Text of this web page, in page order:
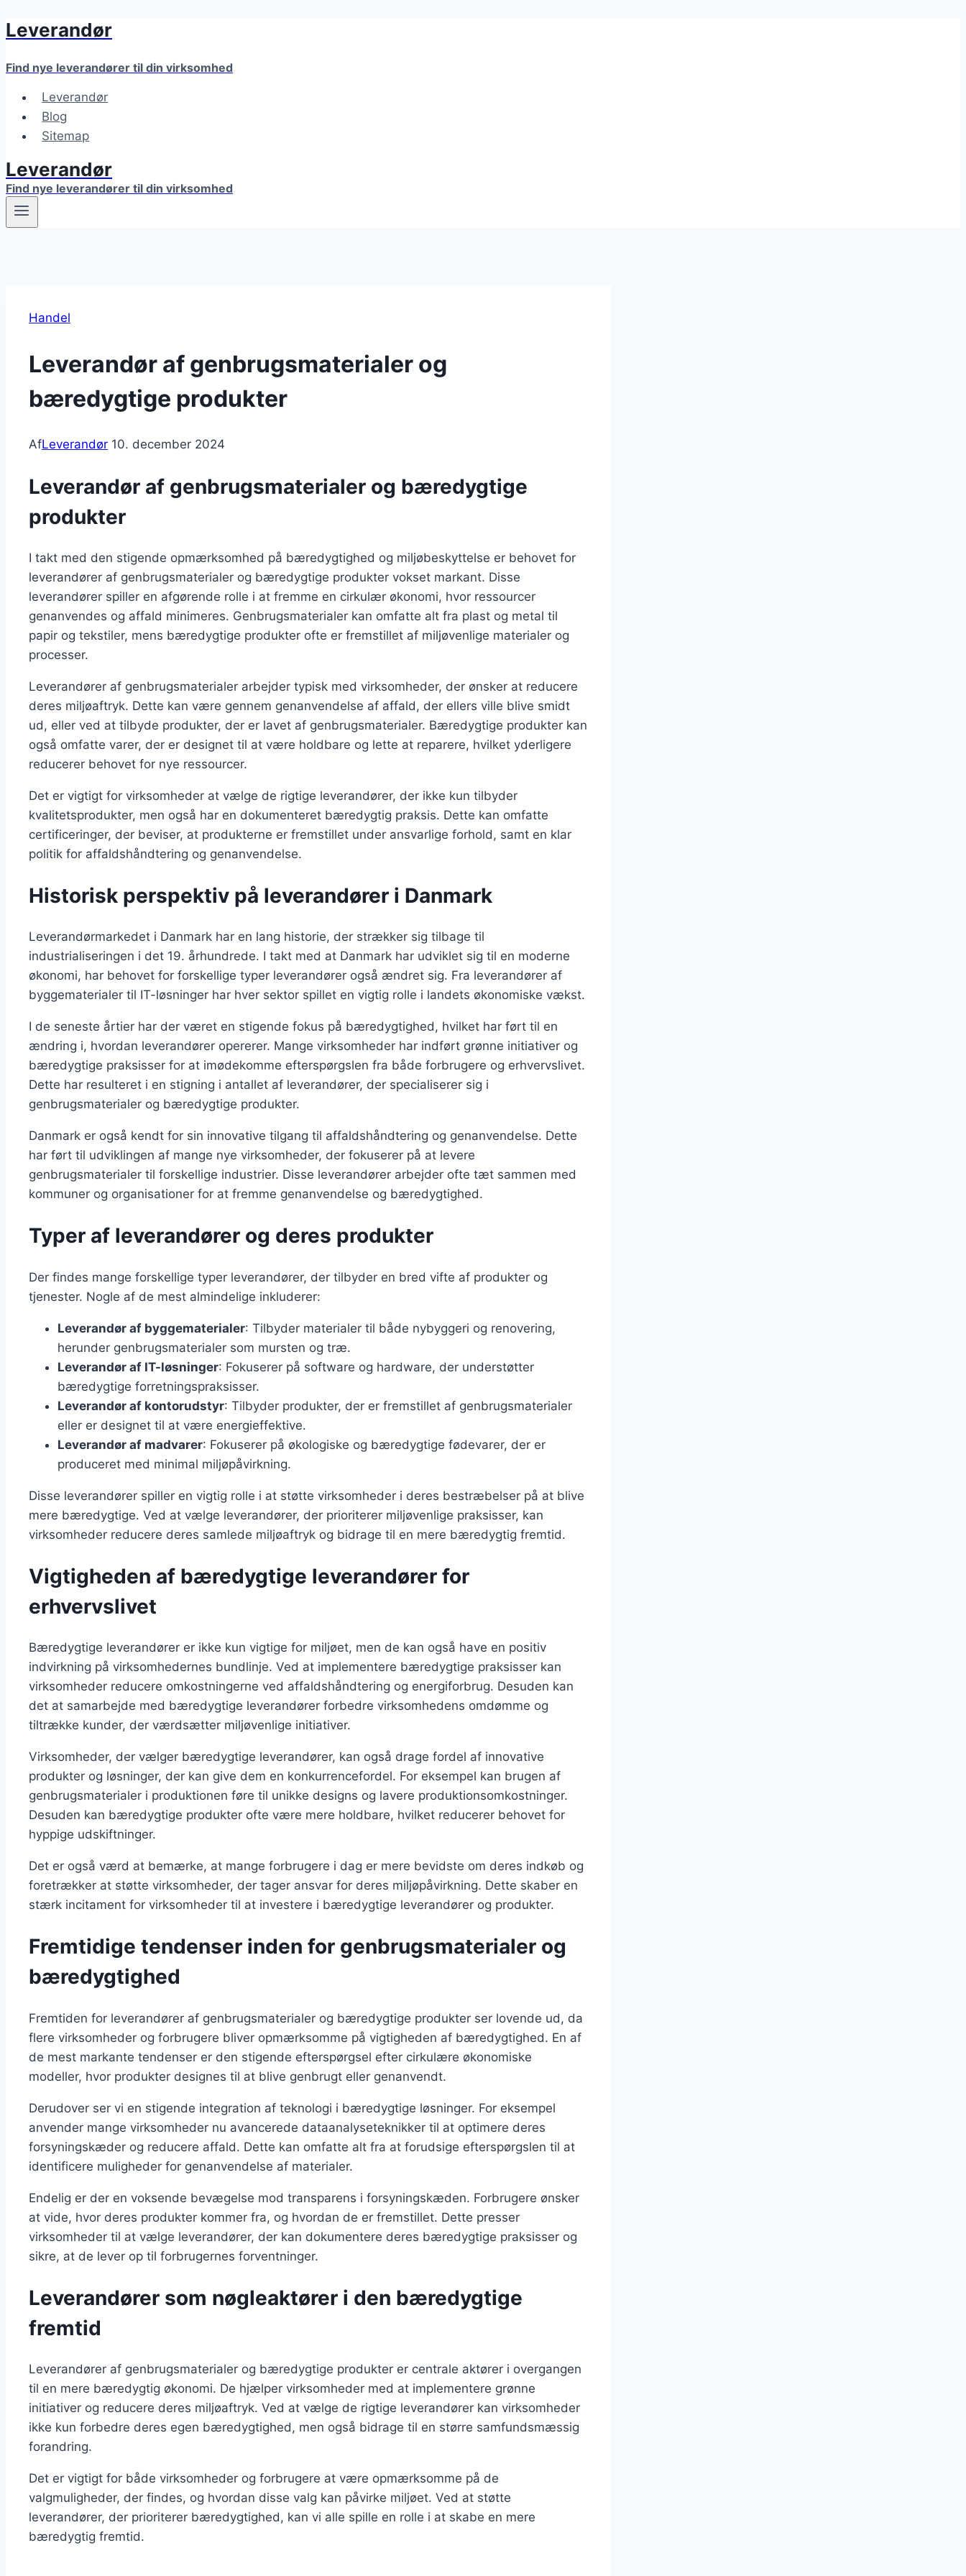
Fortsæt
indhold
Leverandør
Find nye leverandører til din virksomhed
Leverandør
Blog
Sitemap
Leverandør
Find nye leverandører til din virksomhed
Handel
Leverandør af genbrugsmaterialer og
bæredygtige produkter
AfLeverandør 10. december 2024
Leverandør af genbrugsmaterialer og bæredygtige
produkter
I takt med den stigende opmærksomhed på bæredygtighed og miljøbeskyttelse er behovet for
leverandører af genbrugsmaterialer og bæredygtige produkter vokset markant. Disse
leverandører spiller en afgørende rolle i at fremme en cirkulær økonomi, hvor ressourcer
genanvendes og affald minimeres. Genbrugsmaterialer kan omfatte alt fra plast og metal til
papir og tekstiler, mens bæredygtige produkter ofte er fremstillet af miljøvenlige materialer og
processer.
Leverandører af genbrugsmaterialer arbejder typisk med virksomheder, der ønsker at reducere
deres miljøaftryk. Dette kan være gennem genanvendelse af affald, der ellers ville blive smidt
ud, eller ved at tilbyde produkter, der er lavet af genbrugsmaterialer. Bæredygtige produkter kan
også omfatte varer, der er designet til at være holdbare og lette at reparere, hvilket yderligere
reducerer behovet for nye ressourcer.
Det er vigtigt for virksomheder at vælge de rigtige leverandører, der ikke kun tilbyder
kvalitetsprodukter, men også har en dokumenteret bæredygtig praksis. Dette kan omfatte
certificeringer, der beviser, at produkterne er fremstillet under ansvarlige forhold, samt en klar
politik for affaldshåndtering og genanvendelse.
Historisk perspektiv på leverandører i Danmark
Leverandørmarkedet i Danmark har en lang historie, der strækker sig tilbage til
industrialiseringen i det 19. århundrede. I takt med at Danmark har udviklet sig til en moderne
økonomi, har behovet for forskellige typer leverandører også ændret sig. Fra leverandører af
byggematerialer til IT-løsninger har hver sektor spillet en vigtig rolle i landets økonomiske vækst.
I de seneste årtier har der været en stigende fokus på bæredygtighed, hvilket har ført til en
ændring i, hvordan leverandører opererer. Mange virksomheder har indført grønne initiativer og
bæredygtige praksisser for at imødekomme efterspørgslen fra både forbrugere og erhvervslivet.
Dette har resulteret i en stigning i antallet af leverandører, der specialiserer sig i
genbrugsmaterialer og bæredygtige produkter.
Danmark er også kendt for sin innovative tilgang til affaldshåndtering og genanvendelse. Dette
har ført til udviklingen af mange nye virksomheder, der fokuserer på at levere
genbrugsmaterialer til forskellige industrier. Disse leverandører arbejder ofte tæt sammen med
kommuner og organisationer for at fremme genanvendelse og bæredygtighed.
Typer af leverandører og deres produkter
Der findes mange forskellige typer leverandører, der tilbyder en bred vifte af produkter og
tjenester. Nogle af de mest almindelige inkluderer:
Leverandør af byggematerialer: Tilbyder materialer til både nybyggeri og renovering,
herunder genbrugsmaterialer som mursten og træ.
Leverandør af IT-løsninger: Fokuserer på software og hardware, der understøtter
bæredygtige forretningspraksisser.
Leverandør af kontorudstyr: Tilbyder produkter, der er fremstillet af genbrugsmaterialer
eller er designet til at være energieffektive.
Leverandør af madvarer: Fokuserer på økologiske og bæredygtige fødevarer, der er
produceret med minimal miljøpåvirkning.
Disse leverandører spiller en vigtig rolle i at støtte virksomheder i deres bestræbelser på at blive
mere bæredygtige. Ved at vælge leverandører, der prioriterer miljøvenlige praksisser, kan
virksomheder reducere deres samlede miljøaftryk og bidrage til en mere bæredygtig fremtid.
Vigtigheden af bæredygtige leverandører for
erhvervslivet
Bæredygtige leverandører er ikke kun vigtige for miljøet, men de kan også have en positiv
indvirkning på virksomhedernes bundlinje. Ved at implementere bæredygtige praksisser kan
virksomheder reducere omkostningerne ved affaldshåndtering og energiforbrug. Desuden kan
det at samarbejde med bæredygtige leverandører forbedre virksomhedens omdømme og
tiltrække kunder, der værdsætter miljøvenlige initiativer.
Virksomheder, der vælger bæredygtige leverandører, kan også drage fordel af innovative
produkter og løsninger, der kan give dem en konkurrencefordel. For eksempel kan brugen af
genbrugsmaterialer i produktionen føre til unikke designs og lavere produktionsomkostninger.
Desuden kan bæredygtige produkter ofte være mere holdbare, hvilket reducerer behovet for
hyppige udskiftninger.
Det er også værd at bemærke, at mange forbrugere i dag er mere bevidste om deres indkøb og
foretrækker at støtte virksomheder, der tager ansvar for deres miljøpåvirkning. Dette skaber en
stærk incitament for virksomheder til at investere i bæredygtige leverandører og produkter.
Fremtidige tendenser inden for genbrugsmaterialer og
bæredygtighed
Fremtiden for leverandører af genbrugsmaterialer og bæredygtige produkter ser lovende ud, da
flere virksomheder og forbrugere bliver opmærksomme på vigtigheden af bæredygtighed. En af
de mest markante tendenser er den stigende efterspørgsel efter cirkulære økonomiske
modeller, hvor produkter designes til at blive genbrugt eller genanvendt.
Derudover ser vi en stigende integration af teknologi i bæredygtige løsninger. For eksempel
anvender mange virksomheder nu avancerede dataanalyseteknikker til at optimere deres
forsyningskæder og reducere affald. Dette kan omfatte alt fra at forudsige efterspørgslen til at
identificere muligheder for genanvendelse af materialer.
Endelig er der en voksende bevægelse mod transparens i forsyningskæden. Forbrugere ønsker
at vide, hvor deres produkter kommer fra, og hvordan de er fremstillet. Dette presser
virksomheder til at vælge leverandører, der kan dokumentere deres bæredygtige praksisser og
sikre, at de lever op til forbrugernes forventninger.
Leverandører som nøgleaktører i den bæredygtige
fremtid
Leverandører af genbrugsmaterialer og bæredygtige produkter er centrale aktører i overgangen
til en mere bæredygtig økonomi. De hjælper virksomheder med at implementere grønne
initiativer og reducere deres miljøaftryk. Ved at vælge de rigtige leverandører kan virksomheder
ikke kun forbedre deres egen bæredygtighed, men også bidrage til en større samfundsmæssig
forandring.
Det er vigtigt for både virksomheder og forbrugere at være opmærksomme på de
valgmuligheder, der findes, og hvordan disse valg kan påvirke miljøet. Ved at støtte
leverandører, der prioriterer bæredygtighed, kan vi alle spille en rolle i at skabe en mere
bæredygtig fremtid.